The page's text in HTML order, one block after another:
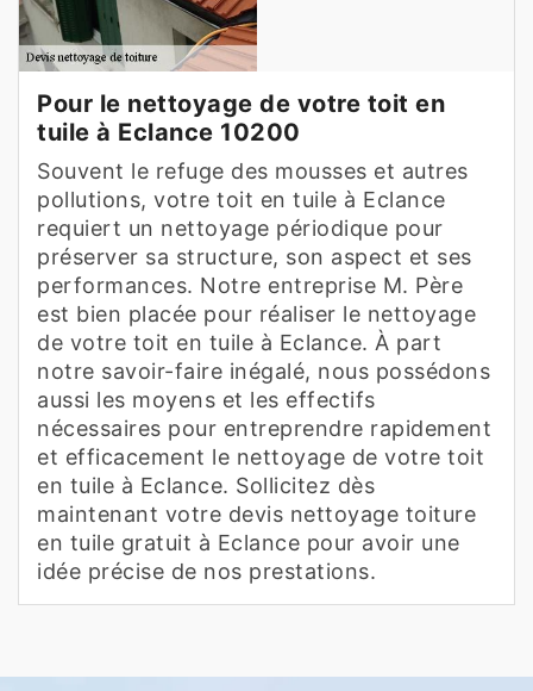
Pour le nettoyage de votre toit en
tuile à Eclance 10200
Souvent le refuge des mousses et autres
pollutions, votre toit en tuile à Eclance
requiert un nettoyage périodique pour
préserver sa structure, son aspect et ses
performances. Notre entreprise M. Père
est bien placée pour réaliser le nettoyage
de votre toit en tuile à Eclance. À part
notre savoir-faire inégalé, nous possédons
aussi les moyens et les effectifs
nécessaires pour entreprendre rapidement
et efficacement le nettoyage de votre toit
en tuile à Eclance. Sollicitez dès
maintenant votre devis nettoyage toiture
en tuile gratuit à Eclance pour avoir une
idée précise de nos prestations.